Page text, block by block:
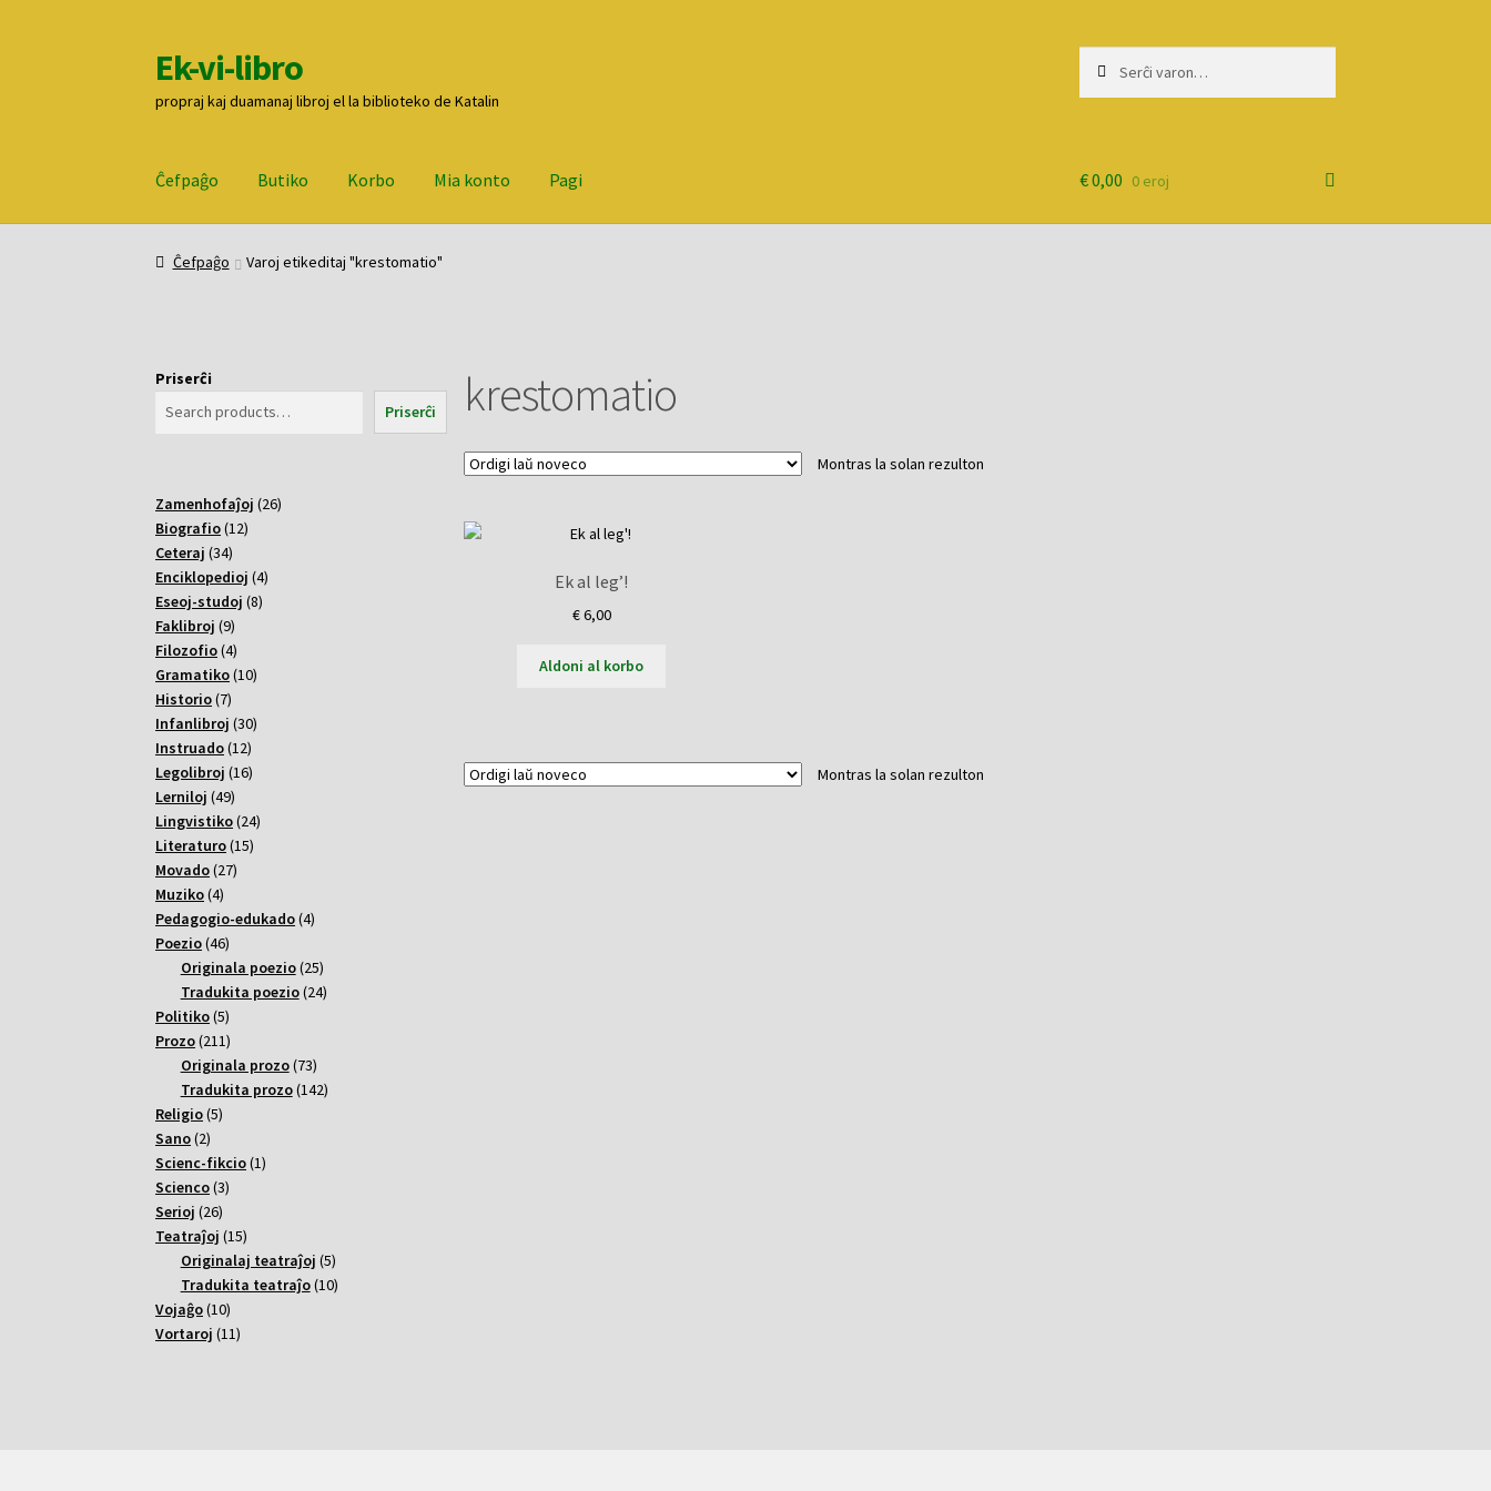
Pretersalti
al
navigado
Iri
rekte
al
enhavo
Ek-vi-libro
propraj kaj duamanaj libroj el la biblioteko de Katalin
Ĉefpaĝo Butiko Korbo Mia konto Pagi
ĈefpaĝoButiko Korbo Mia konto Pagi
€0,00 0 eroj
Ĉefpaĝo Varoj etikeditaj "krestomatio"
krestomatio
Montras la solan rezulton
Ek al leg’!
€6,00
Aldoni al korbo
Montras la solan rezulton
Priserĉi
Priserĉi
Zamenhofaĵoj 2626
Biografio 1212
Ceteraj 3434
varoj
Enciklopedioj 44
Eseoj-studoj 88
Faklibroj 99
varoj
Filozofio 44
varoj
Gramatiko 1010
Historio 77
varoj
Infanlibroj 3030
Instruado 1212
varoj
Legolibroj 1616
Lerniloj 4949
varoj
Lingvistiko 2424
Literaturo 1515
Movado 2727
Muziko 44
varoj
Pedagogio-edukado 44
Poezio 4646
varoj
Originala poezio 2525
varoj
Tradukita poezio 2424
Politiko 55
varoj
Prozo 211211
varoj
Originala prozo 7373
varoj
Tradukita prozo 142142
Religio 55
Sano 22
varoj
Scienc-fikcio 11
Scienco 33
Serioj 2626
varoj
Teatraĵoj 1515
varoj
Originalaj teatraĵoj 55
varoj
Tradukita teatraĵo 1010
Vojaĝo 1010
varoj
Vortaroj 1111